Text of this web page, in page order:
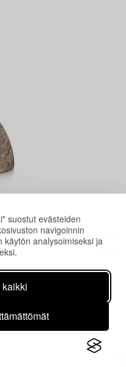
suostut evästeiden
navigoinnin
käytön analysoimiseksi ja
1 800
1997.
Höjd 38,5 cm.